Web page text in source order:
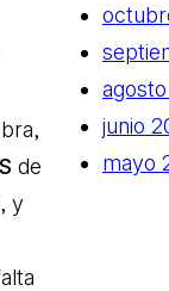
de
y
junio
mayo